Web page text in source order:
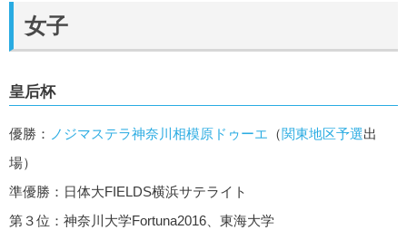
女子
皇后杯
優勝： ノジマステラ神奈川相模原ドゥーエ （関東地区予選出
場）
準優勝：日体大FIELDS横浜サテライト
第３位：神奈川大学Fortuna2016、東海大学